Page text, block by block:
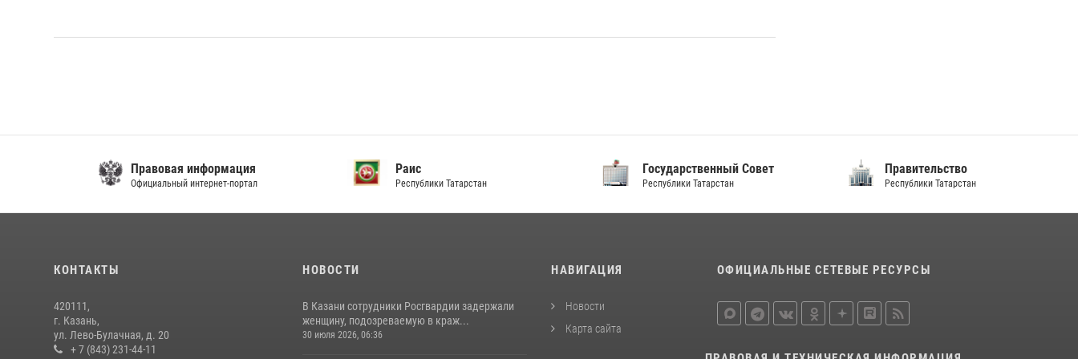
Правовая информация
Официальный интернет-портал
Раис
Республики Татарстан
Государственный Совет
Республики Татарстан
Правительство
Республики Татарстан
КОНТАКТЫ
420111,
г. Казань,
ул. Лево-Булачная, д. 20
+ 7 (843) 231-44-11
НОВОСТИ
В Казани сотрудники Росгвардии задержали
женщину, подозреваемую в краж...
30 июля 2026, 06:36
НАВИГАЦИЯ
Новости
Карта сайта
ОФИЦИАЛЬНЫЕ СЕТЕВЫЕ РЕСУРСЫ